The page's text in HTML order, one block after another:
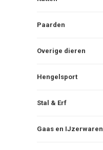
Paarden
Overige dieren
Hengelsport
Stal & Erf
Gaas en IJzerwaren